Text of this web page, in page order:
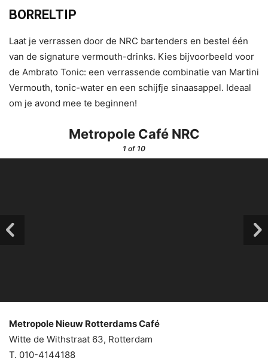
BORRELTIP
Laat je verrassen door de NRC bartenders en bestel één
van de signature vermouth-drinks. Kies bijvoorbeeld voor
de Ambrato Tonic: een verrassende combinatie van Martini
Vermouth, tonic-water en een schijfje sinaasappel. Ideaal
om je avond mee te beginnen!
Metropole Café NRC
1 of 10
Metropole Nieuw Rotterdams Café
Witte de Withstraat 63, Rotterdam
T. 010-4144188